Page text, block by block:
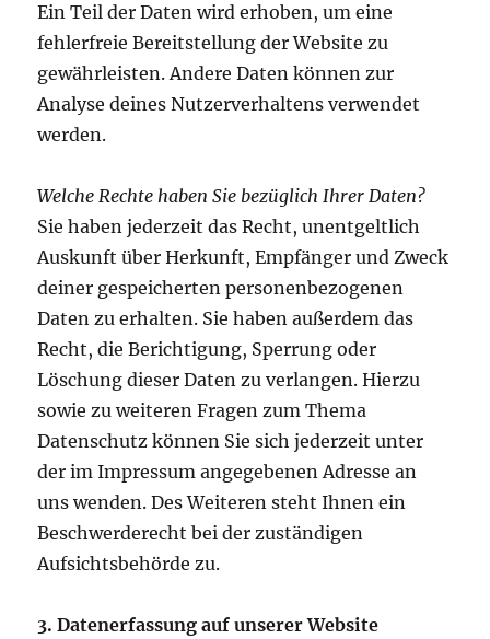
Ein Teil der Daten wird erhoben, um eine
fehlerfreie Bereitstellung der Website zu
gewährleisten. Andere Daten können zur
Analyse deines Nutzerverhaltens verwendet
werden.
Welche Rechte haben Sie bezüglich Ihrer Daten?
Sie haben jederzeit das Recht, unentgeltlich
Auskunft über Herkunft, Empfänger und Zweck
deiner gespeicherten personenbezogenen
Daten zu erhalten. Sie haben außerdem das
Recht, die Berichtigung, Sperrung oder
Löschung dieser Daten zu verlangen. Hierzu
sowie zu weiteren Fragen zum Thema
Datenschutz können Sie sich jederzeit unter
der im Impressum angegebenen Adresse an
uns wenden. Des Weiteren steht Ihnen ein
Beschwerderecht bei der zuständigen
Aufsichtsbehörde zu.
3. Datenerfassung auf unserer Website